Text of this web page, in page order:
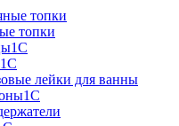
топки
топки
лейки для ванны